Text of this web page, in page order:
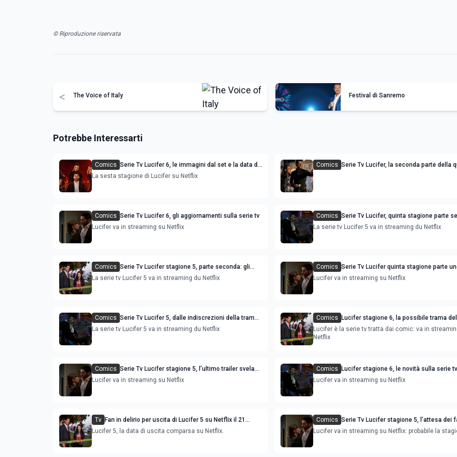
© Riproduzione riservata
< The Voice of Italy Festival di Sanremo
Potrebbe Interessarti
Comics Serie Tv Lucifer 6, le immagini dal set e la data di
rilascio
La sesta stagione di Lucifer su Netflix
Comics Serie Tv Lucifer, la seconda parte della
Comics Serie Tv Lucifer 6, gli aggiornamenti sulla serie tv
Lucifer va in streaming su Netflix
Comics Serie Tv Lucifer, quinta stagione parte
tra teorie ed attese
La serie tv Lucifer 5 va in streaming du Netflix
Comics Serie Tv Lucifer stagione 5, parte seconda: gli
aggiornamenti
La serie tv Lucifer 5 va in streaming du Netflix
Comics Serie Tv Lucifer quinta stagione parte
attesa della seconda parte
Lucifer va in streaming su Netflix
Comics Serie Tv Lucifer 5, dalle indiscrezioni della trama
all’imminente rilascio
La serie tv Lucifer 5 va in streaming du Netflix
Comics Lucifer stagione 6, la possibile trama
tv tratta dai comics di Neil Gaiman
Lucifer è la serie tv tratta dai comic: va in
Netflix
Comics Serie Tv Lucifer stagione 5, l’ultimo trailer svela
un dettaglio interessante della narrazione
Lucifer va in streaming su Netflix
Comics Lucifer stagione 6, le novità sulla serie
Ellis e Dennis Haysbert
Lucifer va in streaming su Netflix
Tv Fan in delirio per uscita di Lucifer 5 su Netflix il 21
agosto
Lucifer 5, la data di uscita comparsa su Netflix.
Comics Serie Tv Lucifer stagione 5, l’attesa dei
nuove avventure del signore degli inferi
Lucifer va in streaming su Netflix: probabile la